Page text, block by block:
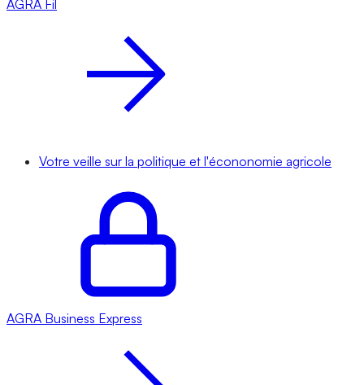
AGRA Fil
Votre veille sur la politique et l'écononomie agricole
AGRA Business Express